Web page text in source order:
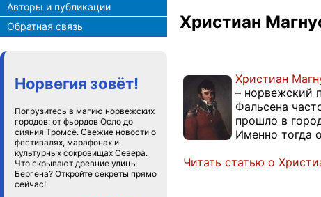
Авторы и публикации
Обратная связь
Норвегия зовёт!
Погрузитесь в магию норвежских
городов: от фьордов Осло до
сияния Тромсё. Свежие новости о
фестивалях, марафонах и
культурных сокровищах Севера.
Что скрывают древние улицы
Бергена? Откройте секреты прямо
сейчас!
Христиан
Христиан
– норвежский
Фальсена
прошло в
Именно тогда
Читать статью о